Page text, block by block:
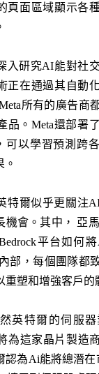
頁面區域顯示各
入研究AI能對社
正在通過其自動
所有的廣告商
品。Meta還部署
可以學習預測跨
。
特爾似乎更關注
機會。其中， 亞
平台如何
部，每個團隊都
重塑和增強客戶的
英特爾的伺服
為這家晶片製造
為Ai能將總潛在